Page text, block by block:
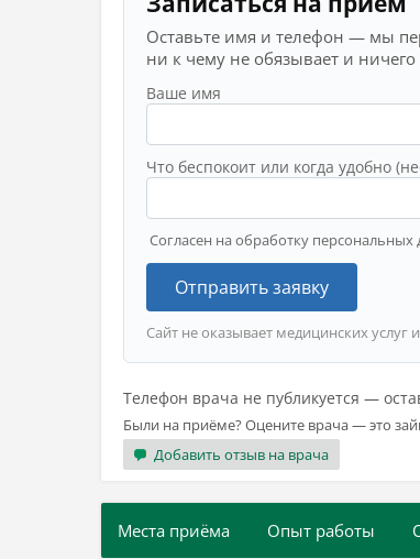
Оставьте имя и телефон — мы
ни к чему не обязывает и ничего
Ваше имя
Что беспокоит или когда удобно
Согласен на обработку персональных
Отправить заявку
Сайт не оказывает медицинских услуг
Телефон врача не публикуется —
Были на приёме? Оцените врача — это
Добавить отзыв на врача
Места приёма Опыт работы